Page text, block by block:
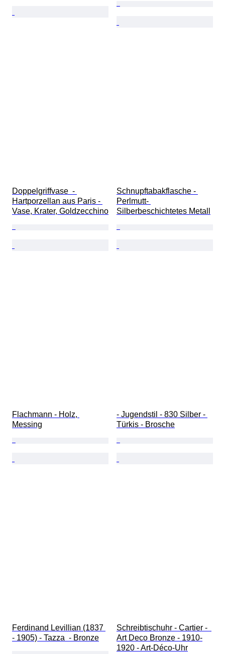
Doppelgriffvase  -
Hartporzellan aus Paris -
Vase, Krater, Goldzecchino
Schnupftabakflasche -
Perlmutt-
Silberbeschichtetes Metall
Flachmann - Holz,
Messing
- Jugendstil - 830 Silber -
Türkis - Brosche
Ferdinand Levillian (1837
- 1905) - Tazza  - Bronze
Schreibtischuhr - Cartier -
Art Deco Bronze - 1910-
1920 - Art-Déco-Uhr